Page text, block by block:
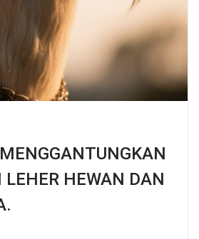
LEHER HEWAN DAN